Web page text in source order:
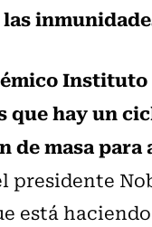
Instituto
que hay un
de masa
presidente
está